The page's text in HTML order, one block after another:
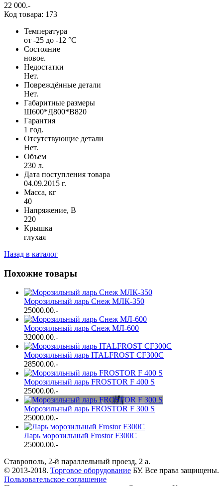
22 000.-
Код товара: 173
Температура
от -25 до -12 °С
Состояние
новое.
Недостатки
Нет.
Повреждённые детали
Нет.
Габаритные размеры
Ш600*Д800*В820
Гарантия
1 год.
Отсутствующие детали
Нет.
Объем
230 л.
Дата поступления товара
04.09.2015 г.
Масса, кг
40
Напряжение, В
220
Крышка
глухая
Назад в каталог
Похожие товары
Морозильный ларь Снеж МЛК-350
25000.00.-
Морозильный ларь Снеж МЛ-600
32000.00.-
Морозильный ларь ITALFROST CF300C
28500.00.-
Морозильный ларь FROSTOR F 400 S
25000.00.-
Морозильный ларь FROSTOR F 300 S
25000.00.-
Ларь морозильный Frostor F300C
25000.00.-
Ставрополь, 2-й параллельный проезд, 2 a.
© 2013-2018. Торговое оборудование БУ. Все права защищены.
Пользовательское соглашение